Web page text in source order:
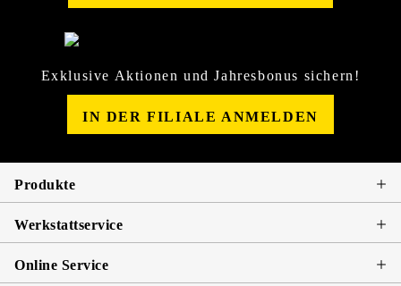
Exklusive Aktionen und Jahresbonus sichern!
IN DER FILIALE ANMELDEN
Produkte
Werkstattservice
Online Service